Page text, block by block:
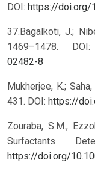
DOI: https://doi.org/
37.Bagalkoti, J.;
1469–1478.
02482-8
Mukherjee, K.;
431. DOI: https://
Zouraba, S.M.;
Surfactants
https://doi.org/